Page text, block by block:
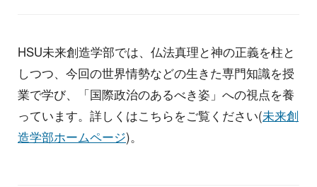
HSU未来創造学部では、仏法真理と神の正義を柱と
しつつ、今回の世界情勢などの生きた専門知識を授
業で学び、「国際政治のあるべき姿」への視点を養
っています。詳しくはこちらをご覧ください(未来創
造学部ホームページ)。